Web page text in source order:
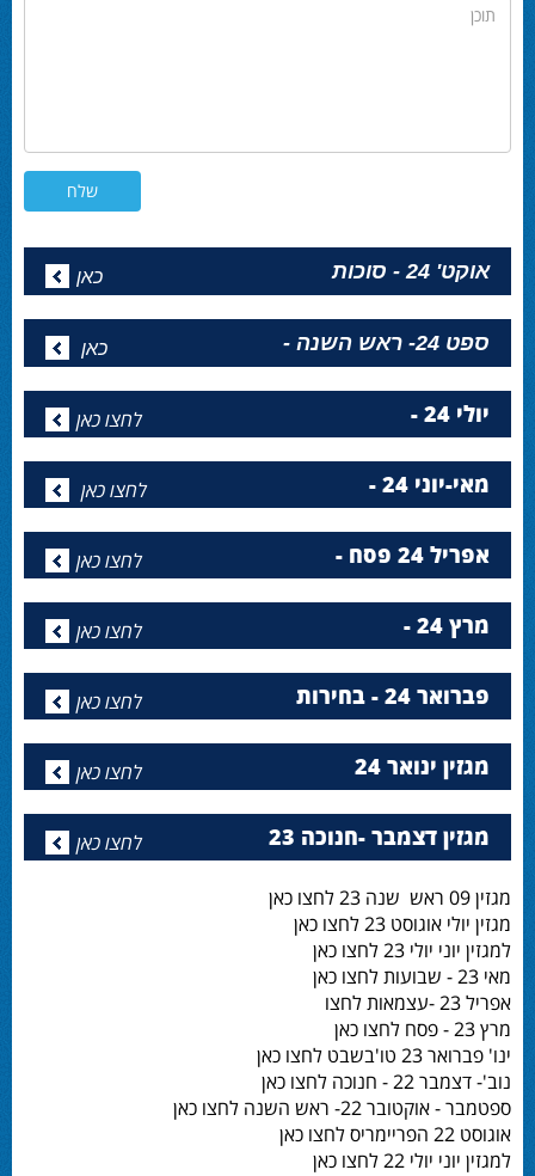
תוכן
אוקט' 24 - סוכות כאן
ספט 24- ראש השנה - כאן
יולי 24 - לחצו כאן
מאי-יוני 24 - לחצו כאן
אפריל 24 פסח - לחצו כאן
מרץ 24 - לחצו כאן
פברואר 24 - בחירות לחצו כאן
מגזין ינואר 24 לחצו כאן
מגזין דצמבר -חנוכה 23 לחצו כאן
מגזין 09 ראש שנה 23 לחצו כאן
מגזין יולי אוגוסט 23 לחצו כאן
למגזין יוני יולי 23 לחצו כאן
מאי 23 - שבועות לחצו כאן
אפריל 23 -עצמאות לחצו
מרץ 23 - פסח לחצו כאן
ינו' פברואר 23 טו'בשבט לחצו כאן
נוב'- דצמבר 22 - חנוכה לחצו כאן
ספטמבר - אוקטובר 22- ראש השנה לחצו כאן
אוגוסט 22 הפריימריס לחצו כאן
למגזין יוני יולי 22 לחצו כאן